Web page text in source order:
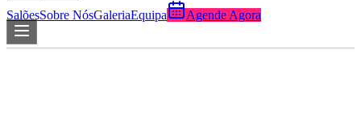
SalõesSobre NósGaleriaEquipa Agende Agora